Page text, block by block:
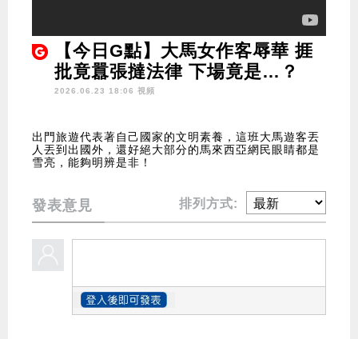
【今日G點】大馬女作客辱華 捱
批竟囂張撻法律 下場竟是…？
2026.06.23 18:06 視頻
出門旅遊代表著自己國家的文明素養，這班大馬遊客丟
人丟到出國外，還好絕大部分的馬來西亞網民眼睛都是
雪亮，能夠明辨是非！
發表意見 排列方式: